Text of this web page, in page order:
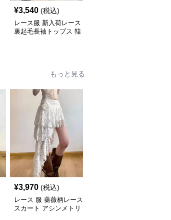
¥3,540 (税込)
レース服 新入荷レース
裏起毛長袖トップス 韓
もっと見る
¥3,970 (税込)
レース 服 薔薇柄レース
スカート アシンメトリ